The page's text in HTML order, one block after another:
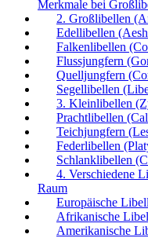
Merkmale bei
2. Großlibellen
Edellibellen
Falkenlibellen
Flussjungfern
Quelljungfern
Segellibellen
3. Kleinlibellen
Prachtlibellen
Teichjungfern
Federlibellen
Schlanklibellen
4. Verschiedene
Raum
Europäische
Afrikanische
Amerikanische